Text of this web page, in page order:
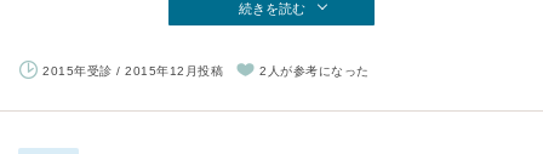
続きを読む
2015年受診 / 2015年12月投稿 2人が参考になった